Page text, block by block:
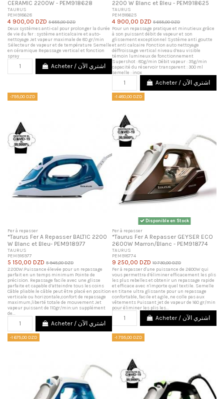
CERAMIC 2200W - PEM918628
TAURUS
PEM918628
4 900,00 DZD 5 655,00 DZD
Deux systèmes anti-cal pour prolonger la durée
de vie du fer : système anticalcaire et auto-
nettoyage Jet vapeur maximale de 80 gr/min
Sélecteur de vapeur et de température Semelle
en céramique Repassage vertical et fonction
spray
Acheter / اشتري الآن
2200 W Blanc et Bleu - PEM918625
TAURUS
PEM918625
4 900,00 DZD 5 655,00 DZD
Pour un repassage pratique et minutieux grâce
à son puissant débit de vapeur et son
glissement exceptionnel Système anti goutte
et anti calcaire Fonction auto nettoyage
déffroissage vertical niveau d’eau visible
témoin lumineux de fonctionnement
Supershot : 80g/min Débit vapeur : 35g/min
capacité du réservoir transparent : 300 ml
semelle : inox
Acheter / اشتري الآن
-795,00 DZD
Fer à repasser
*Taurus Fer A Repasser BALTIC 2200
W Blanc et Bleu- PEM918977
TAURUS
PEM918977
5 150,00 DZD 5 945,00 DZD
2200W:Puissance élevée pour un repassage
parfait en un temps minimum Pointe de
précision. Repassage facile avec une glisse
parfaite et capable d’atteindre tous les coins
Câble pliable:le câble peut être placé en position
verticale ou horizontale,confort de repassage
maximum,liberté totale de mouvement Jet
vapeur puissant de 110gr/min:un supplément
de...
Acheter / اشتري الآن
-1 480,00 DZD
Disponible en Stock
Fer à repasser
*Taurus Fer A Repasser GEYSER ECO
2600W Marron/Blanc - PEM918774
TAURUS
PEM918774
9 250,00 DZD 10 730,00 DZD
Fer à repasser d'une puissance de 2600W qui
vous permettra d’éliminer efficacement les plis
les plus rebelles et obtenir un repassage rapide
et efficace avec n'importe quel textile. Semelle
en titane ultra glissante pour un repassage
confortable, facile et agile, ne colle pas aux
vêtements Puissant jet de vapeur de 160 gr/min
pour éliminer les plis les...
Acheter / اشتري الآن
-1 675,00 DZD -1 795,00 DZD